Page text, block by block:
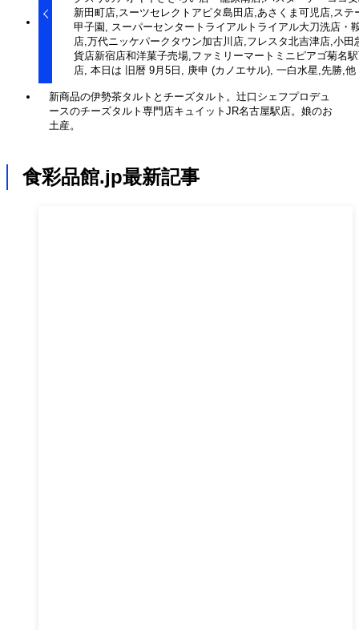
新田町店,スーツセレクトアピタ島田店,あさくま可児店,ステ
甲子園, スーパーセンタートライアルトライアル大刀洗店・
店,万代ニッケパークタウン加古川店,フレスタ北吉津店,小田
貨店新宿店和洋菓子売場,ファミリーマートミニピアゴ菊名
店, 本日は 旧暦 9月5日, 庚申 (カノエサル), 一白水星,先勝,他
新商品の伊勢茶タルトとチーズタルト。辻口シェフプロデュ
ースのチーズタルト専門店キュイットJR名古屋駅店。娘のお
土産。
食彩品館.jp最新記事